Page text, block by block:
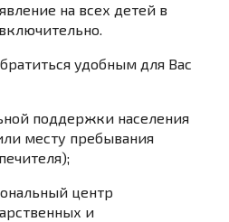
на всех детей в
удобным для Вас
поддержки населения
месту пребывания
центр
и